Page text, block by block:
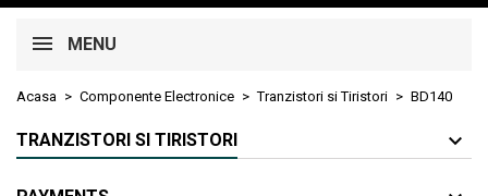
MENU
Acasa Componente Electronice Tranzistori si Tiristori BD140
TRANZISTORI SI TIRISTORI